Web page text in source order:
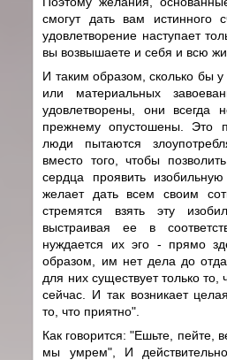
смогут дать вам истинного
удовлетворение наступает
вы возвышаете и себя и всю
И таким образом, сколько бы
или материальных
удовлетворены, они всегда
прежнему опустошены. Это
люди пытаются
вместо того, чтобы
сердца проявить
желает дать всем своим
стремятся взять эту
выстраивая ее в
нуждается их эго - прямо
образом, им нет дела до
для них существует только то,
сейчас. И так возникает
то, что приятно".
Как говорится: "Ешьте, пейте,
мы умрем", И